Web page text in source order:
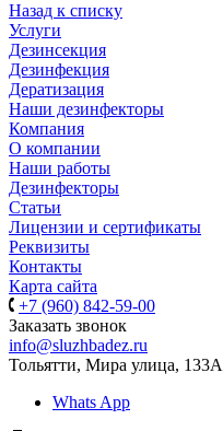
Назад к списку
Услуги
Дезинсекция
Дезинфекция
Дератизация
Наши дезинфекторы
Компания
О компании
Наши работы
Дезинфекторы
Статьи
Лицензии и сертификаты
Реквизиты
Контакты
Карта сайта
+7 (960) 842-59-00
Заказать звонок
info@sluzhbadez.ru
Тольятти, Мира улица, 133А
Whats App